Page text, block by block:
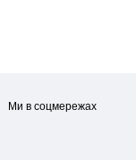
Ми в соцмережах